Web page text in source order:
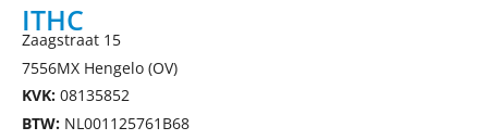
ITHC
Zaagstraat 15
7556MX Hengelo (OV)
KVK: 08135852
BTW: NL001125761B68